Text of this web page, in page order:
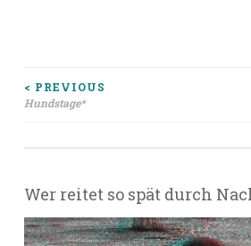
Beitragsnavigation
< PREVIOUS
Hundstage*
Wer reitet so spät durch